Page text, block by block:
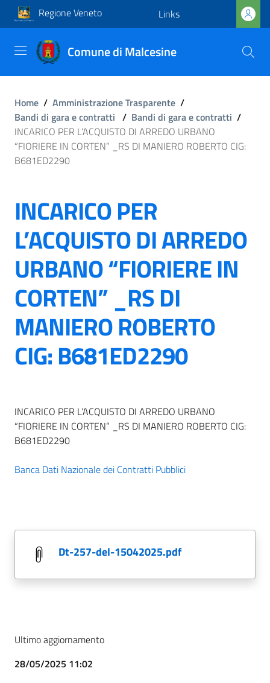
Regione Veneto Links
Comune di Malcesine
Home / Amministrazione Trasparente /
Bandi di gara e contratti / Bandi di gara e contratti /
INCARICO PER L’ACQUISTO DI ARREDO URBANO
“FIORIERE IN CORTEN” _RS DI MANIERO ROBERTO CIG:
B681ED2290
INCARICO PER
L’ACQUISTO DI ARREDO
URBANO “FIORIERE IN
CORTEN” _RS DI
MANIERO ROBERTO
CIG: B681ED2290
INCARICO PER L’ACQUISTO DI ARREDO URBANO
“FIORIERE IN CORTEN” _RS DI MANIERO ROBERTO CIG:
B681ED2290
Banca Dati Nazionale dei Contratti Pubblici
dt-257-del-15042025.pdf
Ultimo aggiornamento
28/05/2025 11:02